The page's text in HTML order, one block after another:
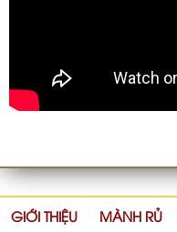
GIỚI THIỆU MÀNH RỦ